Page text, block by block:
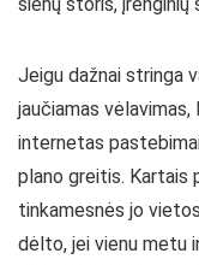
Jeigu dažnai stringa
jaučiamas
internetas
plano greitis. Kartais
tinkamesnės jo
dėlto, jei vienu metu